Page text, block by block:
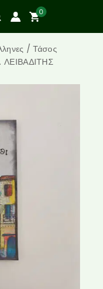
0
/ Τάσος
ΛΕΙΒΑΔΙΤΗΣ